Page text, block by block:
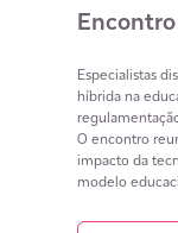
Especialistas
híbrida na
O encontro
impacto da
modelo